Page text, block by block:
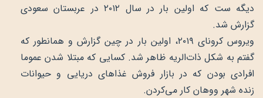
دیگه ست که اولین بار در سال ۲۰۱۲ در عربستان سعودی
گزارش شد.
ویروس کرونای ۲۰۱۹، اولین بار در چین گزارش و همانطور که
گفتم به شکل ذات‌الریه ظاهر شد. کسایی که مبتلا شدن عموما
افرادی بودن که در بازار فروش غذاهای دریایی و حیوانات
زنده‌ شهر ووهان کار می‌کردن.